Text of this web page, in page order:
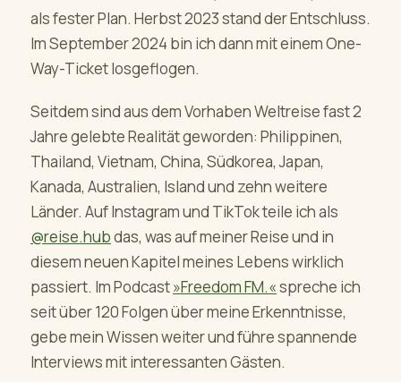
als fester Plan. Herbst 2023 stand der Entschluss.
Im September 2024 bin ich dann mit einem One-
Way-Ticket losgeflogen.
Seitdem sind aus dem Vorhaben Weltreise fast 2
Jahre gelebte Realität geworden: Philippinen,
Thailand, Vietnam, China, Südkorea, Japan,
Kanada, Australien, Island und zehn weitere
Länder. Auf Instagram und TikTok teile ich als
@reise.hubdas, was auf meiner Reise und in
diesem neuen Kapitel meines Lebens wirklich
passiert. Im Podcast»Freedom FM.«spreche ich
seit über 120 Folgen über meine Erkenntnisse,
gebe mein Wissen weiter und führe spannende
Interviews mit interessanten Gästen.